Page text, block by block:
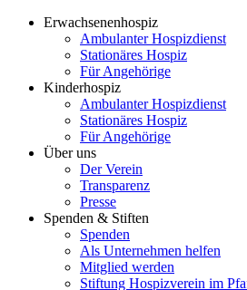
Erwachsenenhospiz
Ambulanter Hospizdienst
Stationäres Hospiz
Für Angehörige
Kinderhospiz
Ambulanter Hospizdienst
Stationäres Hospiz
Für Angehörige
Über uns
Der Verein
Transparenz
Presse
Spenden & Stiften
Spenden
Als Unternehmen helfen
Mitglied werden
Stiftung Hospizverein im